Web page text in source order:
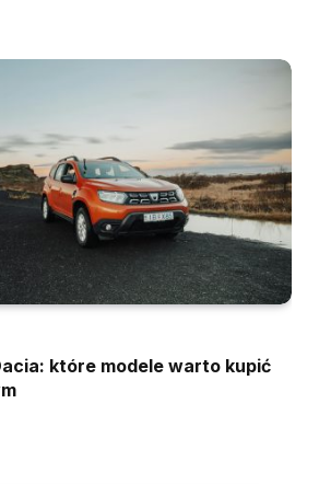
które modele warto kupić